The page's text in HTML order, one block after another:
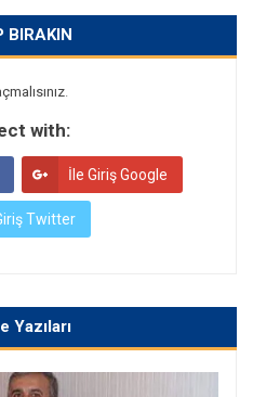
BIRAKIN
with:
İle Giriş Google
Twitter
Yazıları